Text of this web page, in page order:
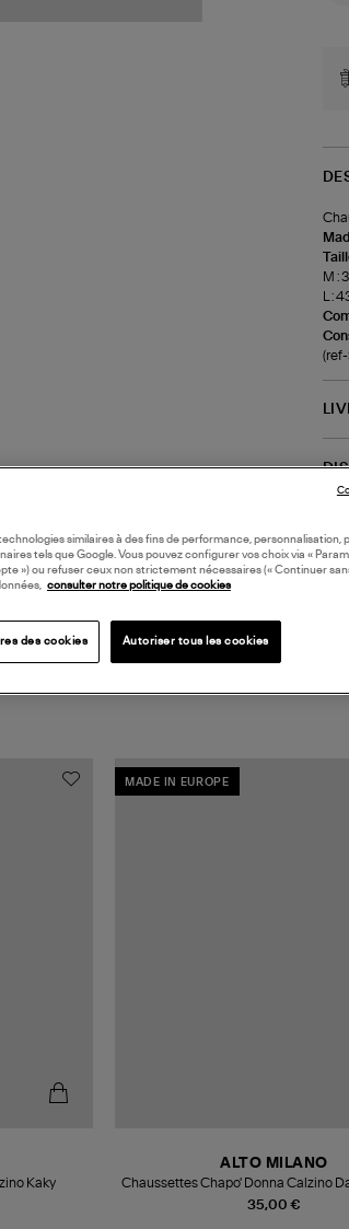
M :
L :
(ref-
Kaky
MADE IN EUROPE
35,00 €
ALTO MILANO
Chaussettes Chapo' Donna Calzino
similaires à des fins de performance, personnalisation,
tels que Google. Vous pouvez configurer vos choix via «
») ou refuser ceux non strictement nécessaires (« Continuer
consulter notre politique de cookies
des cookies Autoriser tous les cookies